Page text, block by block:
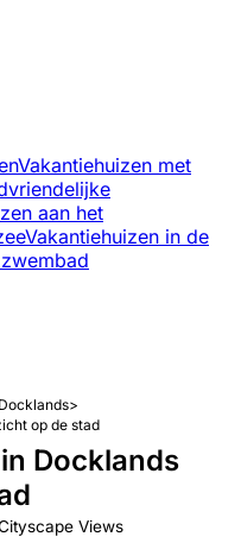
Vakantiehuizen met
aan het
Vakantiehuizen in de
Docklands>
op de stad
Docklands
Views